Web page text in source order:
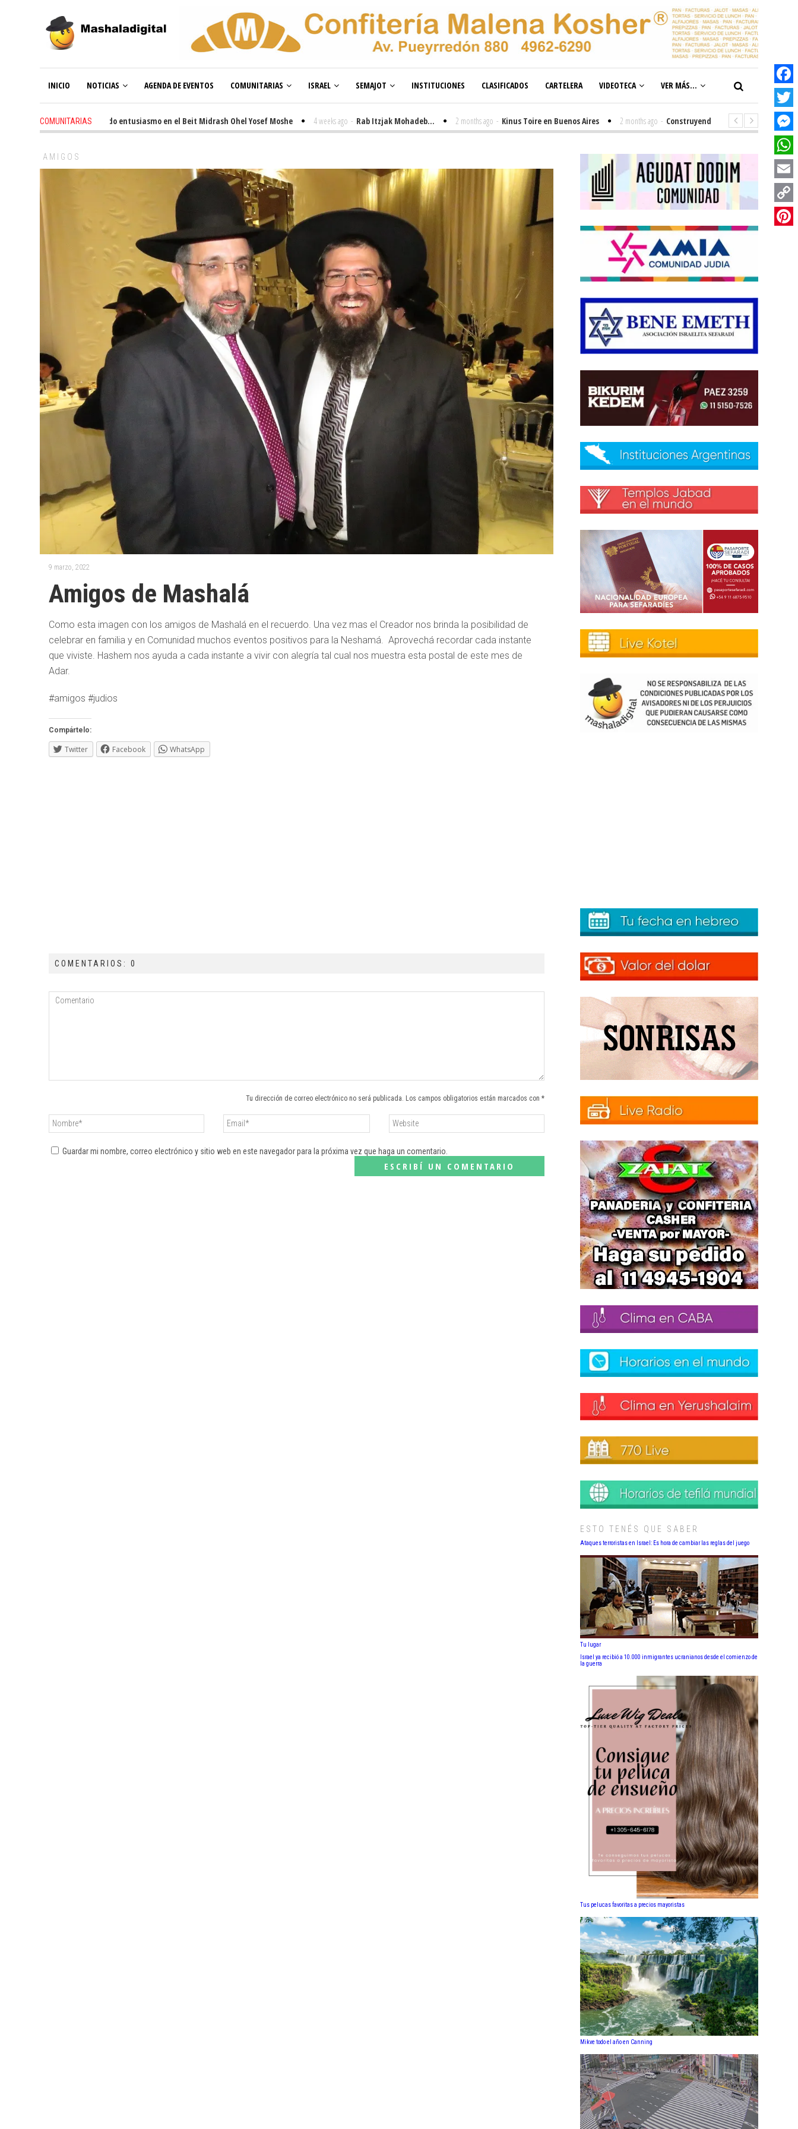
INICIO NOTICIAS AGENDA DE EVENTOS COMUNITARIAS ISRAEL SEMAJOT INSTITUCIONES CLASIFICADOS CARTELERA VIDEOTECA VER MÁS...
COMUNITARIAS
3 weeks ago - Renovado entusiasmo en el Beit Midrash Ohel Yosef Moshe 4 weeks ago - Rab Itzjak Mohadeb... 2 months ago - Kinus Toire en Buenos Aires 2 months ago - Construyendo el futuro de la inclusión en
AMIGOS
9 marzo, 2022
Amigos de Mashalá
Como esta imagen con los amigos de Mashalá en el recuerdo. Una vez mas el Creador nos brinda la posibilidad de
celebrar en familia y en Comunidad muchos eventos positivos para la Neshamá. Aprovechá recordar cada instante
que viviste. Hashem nos ayuda a cada instante a vivir con alegría tal cual nos muestra esta postal de este mes de
Adar.
#amigos #judios
Compártelo:
Twitter Facebook WhatsApp
COMENTARIOS: 0
Tu dirección de correo electrónico no será publicada. Los campos obligatorios están marcados con *
Guardar mi nombre, correo electrónico y sitio web en este navegador para la próxima vez que haga un comentario.
ESTO TENÉS QUE SABER
Ataques terroristas en Israel: Es hora de cambiar las reglas del juego
Tu lugar
Israel ya recibió a 10.000 inmigrantes ucranianos desde el comienzo de
la guerra
Tus pelucas favoritas a precios mayoristas
Mikve todo el año en Canning
Facebook
Twitter
Email
Copy